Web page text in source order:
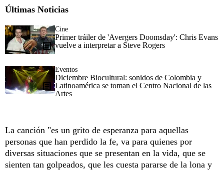
Últimas Noticias
Cine
Primer tráiler de 'Avergers Doomsday': Chris Evans
vuelve a interpretar a Steve Rogers
Eventos
Diciembre Biocultural: sonidos de Colombia y
Latinoamérica se toman el Centro Nacional de las
Artes
La canción "es un grito de esperanza para aquellas
personas que han perdido la fe, va para quienes por
diversas situaciones que se presentan en la vida, que se
sienten tan golpeados, que les cuesta pararse de la lona y